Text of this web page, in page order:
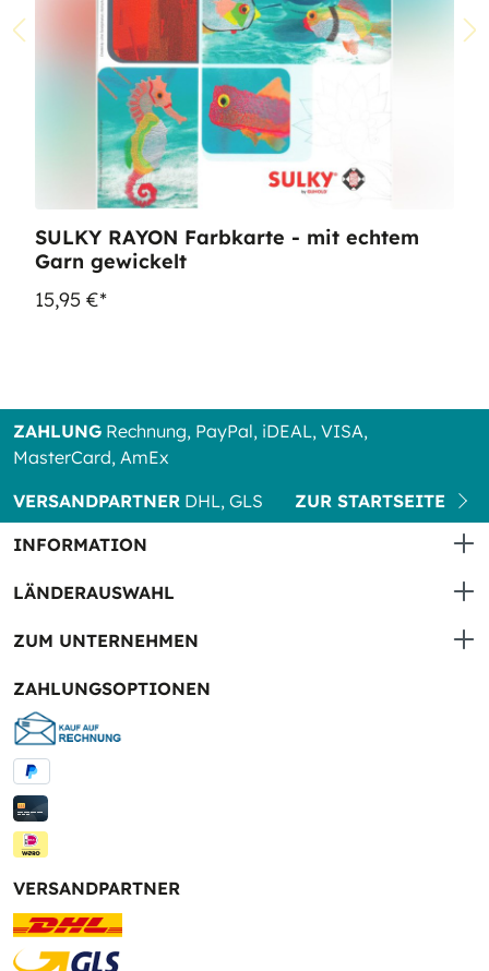
SULKY RAYON Farbkarte - mit echtem
Garn gewickelt
15,95 €*
ZAHLUNG Rechnung, PayPal, iDEAL, VISA,
MasterCard, AmEx
VERSANDPARTNER DHL, GLS
ZUR STARTSEITE
INFORMATION
LÄNDERAUSWAHL
ZUM UNTERNEHMEN
ZAHLUNGSOPTIONEN
VERSANDPARTNER